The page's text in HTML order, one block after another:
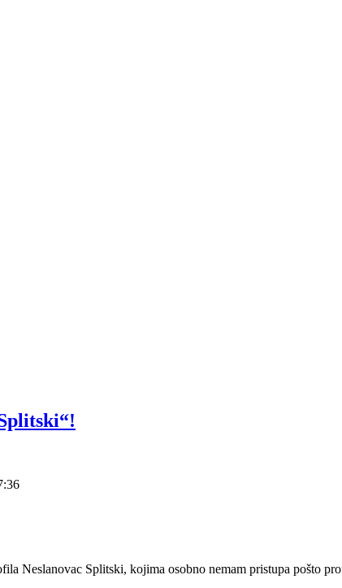
Neslanovac Splitski, kojima osobno nemam pristupa pošto